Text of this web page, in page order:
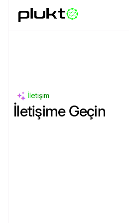
İletişim
İletişime Geçin